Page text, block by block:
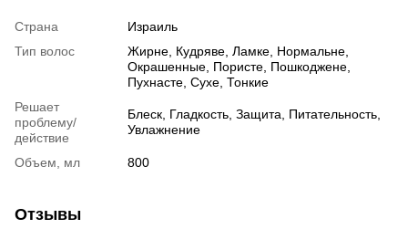
Страна
Израиль
Тип волос
Жирне Кудряве Ламке Нормальне
Окрашенные Пористе Пошкоджене
Пухнасте Сухе Тонкие
Решает
проблему/
действие
Блеск Гладкость Защита Питательность
Увлажнение
Объем, мл 800
Отзывы